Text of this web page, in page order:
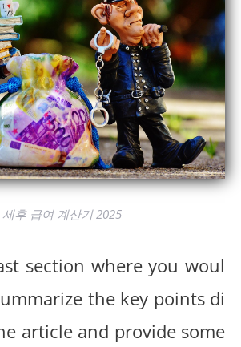
세후 급여 계산기 2025
section where you woul
the key points di
article and provide some